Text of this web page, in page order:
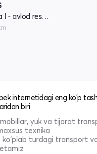
Chevrolet Nexia I - avlod restayling
internetidagi eng ko'p
biri
yuk va tijorat
texnika
ko'plab turdagi transport